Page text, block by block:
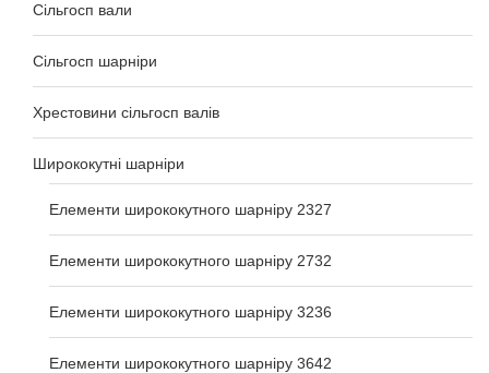
Сільгосп вали
Сільгосп шарніри
Хрестовини сільгосп валів
Ширококутні шарніри
Елементи ширококутного шарніру 2327
Елементи ширококутного шарніру 2732
Елементи ширококутного шарніру 3236
Елементи ширококутного шарніру 3642